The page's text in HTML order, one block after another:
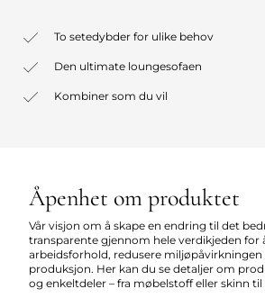
To setedybder for ulike behov
Den ultimate loungesofaen
Kombiner som du vil
Åpenhet om produktet
Vår visjon om å skape en endring til det
transparente gjennom hele verdikjeden for
arbeidsforhold, redusere
produksjon. Her kan du se detaljer om
og enkeltdeler – fra møbelstoff eller skinn